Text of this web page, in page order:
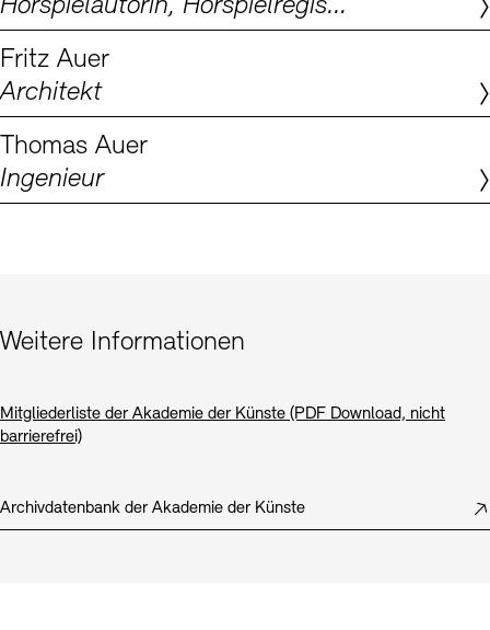
Nachhaltigkeit
Digitale Sammlungen Exil-Archive
Hörspielautorin, Hörspielregisseurin, Dramaturgin
Fritz Auer
Architekt
Thomas Auer
Ingenieur
Weitere Informationen
Mitgliederliste der Akademie der Künste (PDF Download, nicht
barrierefrei)
Archivdatenbank der Akademie der Künste